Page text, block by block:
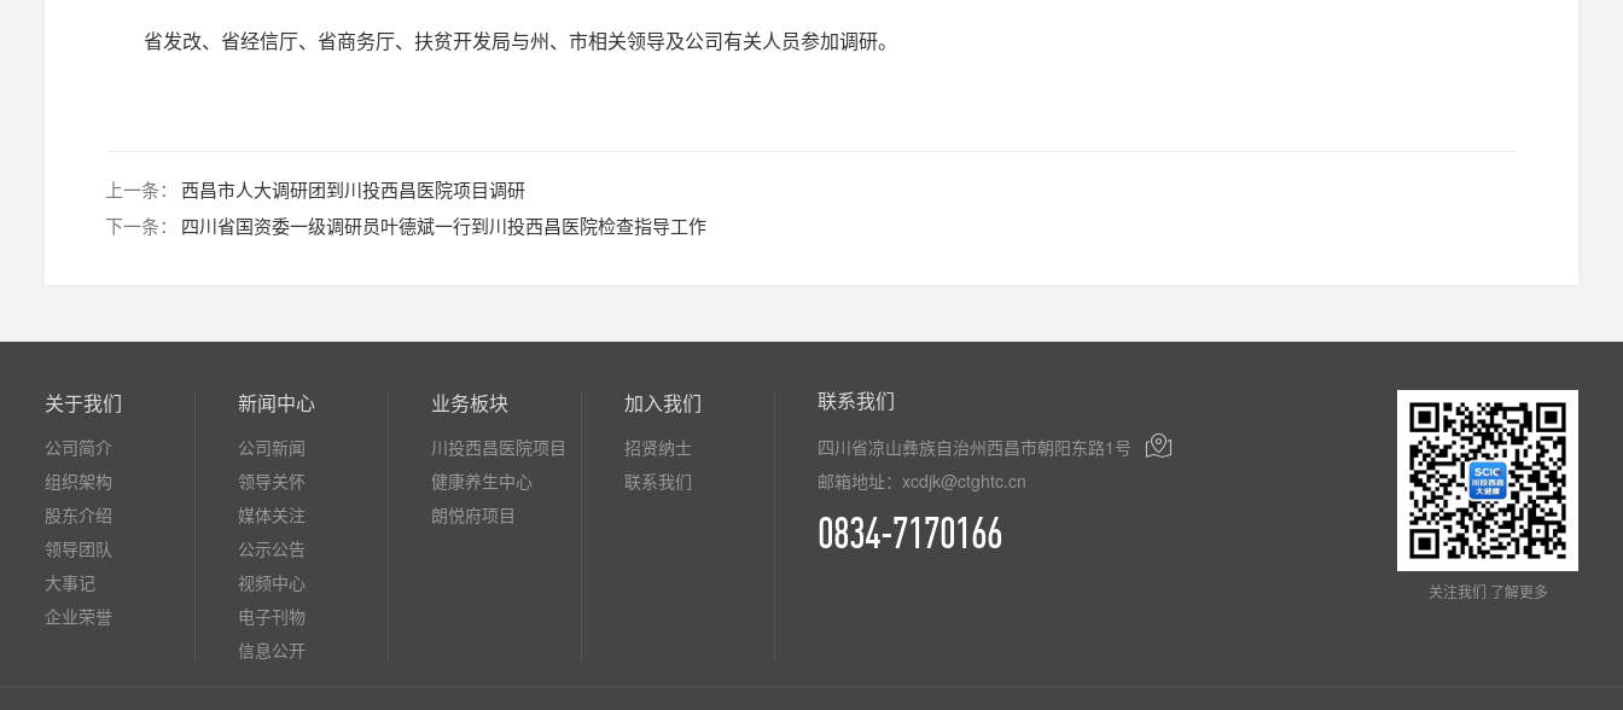
省发改、省经信厅、省商务厅、扶贫开发局与州、市相关领导及公司有关人员参加调研。
上一条：
西昌市人大调研团到川投西昌医院项目调研
下一条：
四川省国资委一级调研员叶德斌一行到川投西昌医院检查指导工作
关于我们
公司简介
组织架构
股东介绍
领导团队
大事记
企业荣誉
新闻中心
公司新闻
领导关怀
媒体关注
公示公告
视频中心
电子刊物
信息公开
业务板块
川投西昌医院项目
健康养生中心
朗悦府项目
加入我们
招贤纳士
联系我们
联系我们
四川省凉山彝族自治州西昌市朝阳东路1号 
邮箱地址：xcdjk@ctghtc.cn
0834-7170166
关注我们 了解更多